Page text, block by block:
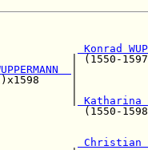
Konrad
(1575-
|
|
Christian